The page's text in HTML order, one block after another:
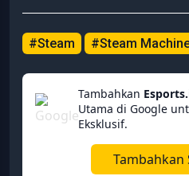
#Steam #Steam
Tambahkan
Utama di Google
Eksklusif.
Tambahkan